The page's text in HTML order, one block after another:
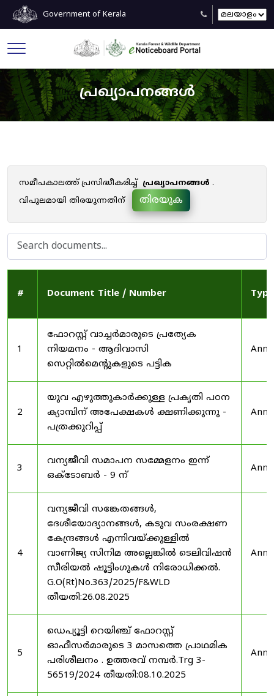
Government of Kerala
പ്രഖ്യാപനങ്ങൾ
സമീപകാലത്ത് പ്രസിദ്ധീകരിച്ച് പ്രഖ്യാപനങ്ങൾ .
വിപുലമായി തിരയുന്നതിന്
തിരയുക
# Document Title / Number Type
1
ഫോറസ്റ്റ് വാച്ചർമാരുടെ പ്രത്യേക
നിയമനം - ആദിവാസി
സെറ്റിൽമെന്റുകളുടെ പട്ടിക
2
യുവ എഴുത്തുകാർക്കുള്ള പ്രകൃതി പഠന
ക്യാമ്പിന് അപേക്ഷകൾ ക്ഷണിക്കുന്നു -
പത്രക്കുറിപ്പ്
3
വന്യജീവി സമാപന സമ്മേളനം ഇന്ന്
ഒക്ടോബർ - 9 ന്
4
വന്യജീവി സങ്കേതങ്ങൾ,
ദേശീയോദ്യാനങ്ങൾ, കടുവ സംരക്ഷണ
കേന്ദ്രങ്ങൾ എന്നിവയ്ക്കുള്ളിൽ
വാണിജ്യ സിനിമ അല്ലെങ്കിൽ ടെലിവിഷൻ
സീരിയൽ ഷൂട്ടിംഗുകൾ നിരോധിക്കൽ.
G.O(Rt)No.363/2025/F&WLD
തീയതി:26.08.2025
5
ഡെപ്യൂട്ടി റെയിഞ്ച് ഫോറസ്റ്റ്
ഓഫീസർമാരുടെ 3 മാസത്തെ പ്രാഥമിക
പരിശീലനം . ഉത്തരവ് നമ്പർ.Trg 3-
56519/2024 തീയതി:08.10.2025